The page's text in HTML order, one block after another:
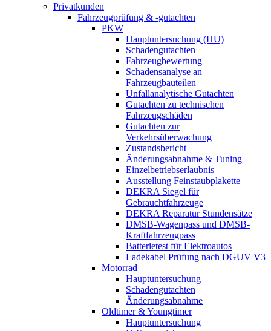
Privatkunden
Fahrzeugprüfung & -gutachten
PKW
Hauptuntersuchung (HU)
Schadengutachten
Fahrzeugbewertung
Schadensanalyse an
Fahrzeugbauteilen
Unfallanalytische Gutachten
Gutachten zu technischen
Fahrzeugschäden
Gutachten zur
Verkehrsüberwachung
Zustandsbericht
Änderungsabnahme & Tuning
Einzelbetriebserlaubnis
Ausstellung Feinstaubplakette
DEKRA Siegel für
Gebrauchtfahrzeuge
DEKRA Reparatur Stundensätze
DMSB-Wagenpass und DMSB-
Kraftfahrzeugpass
Batterietest für Elektroautos
Ladekabel Prüfung nach DGUV V3
Motorrad
Hauptuntersuchung
Schadengutachten
Änderungsabnahme
Oldtimer & Youngtimer
Hauptuntersuchung